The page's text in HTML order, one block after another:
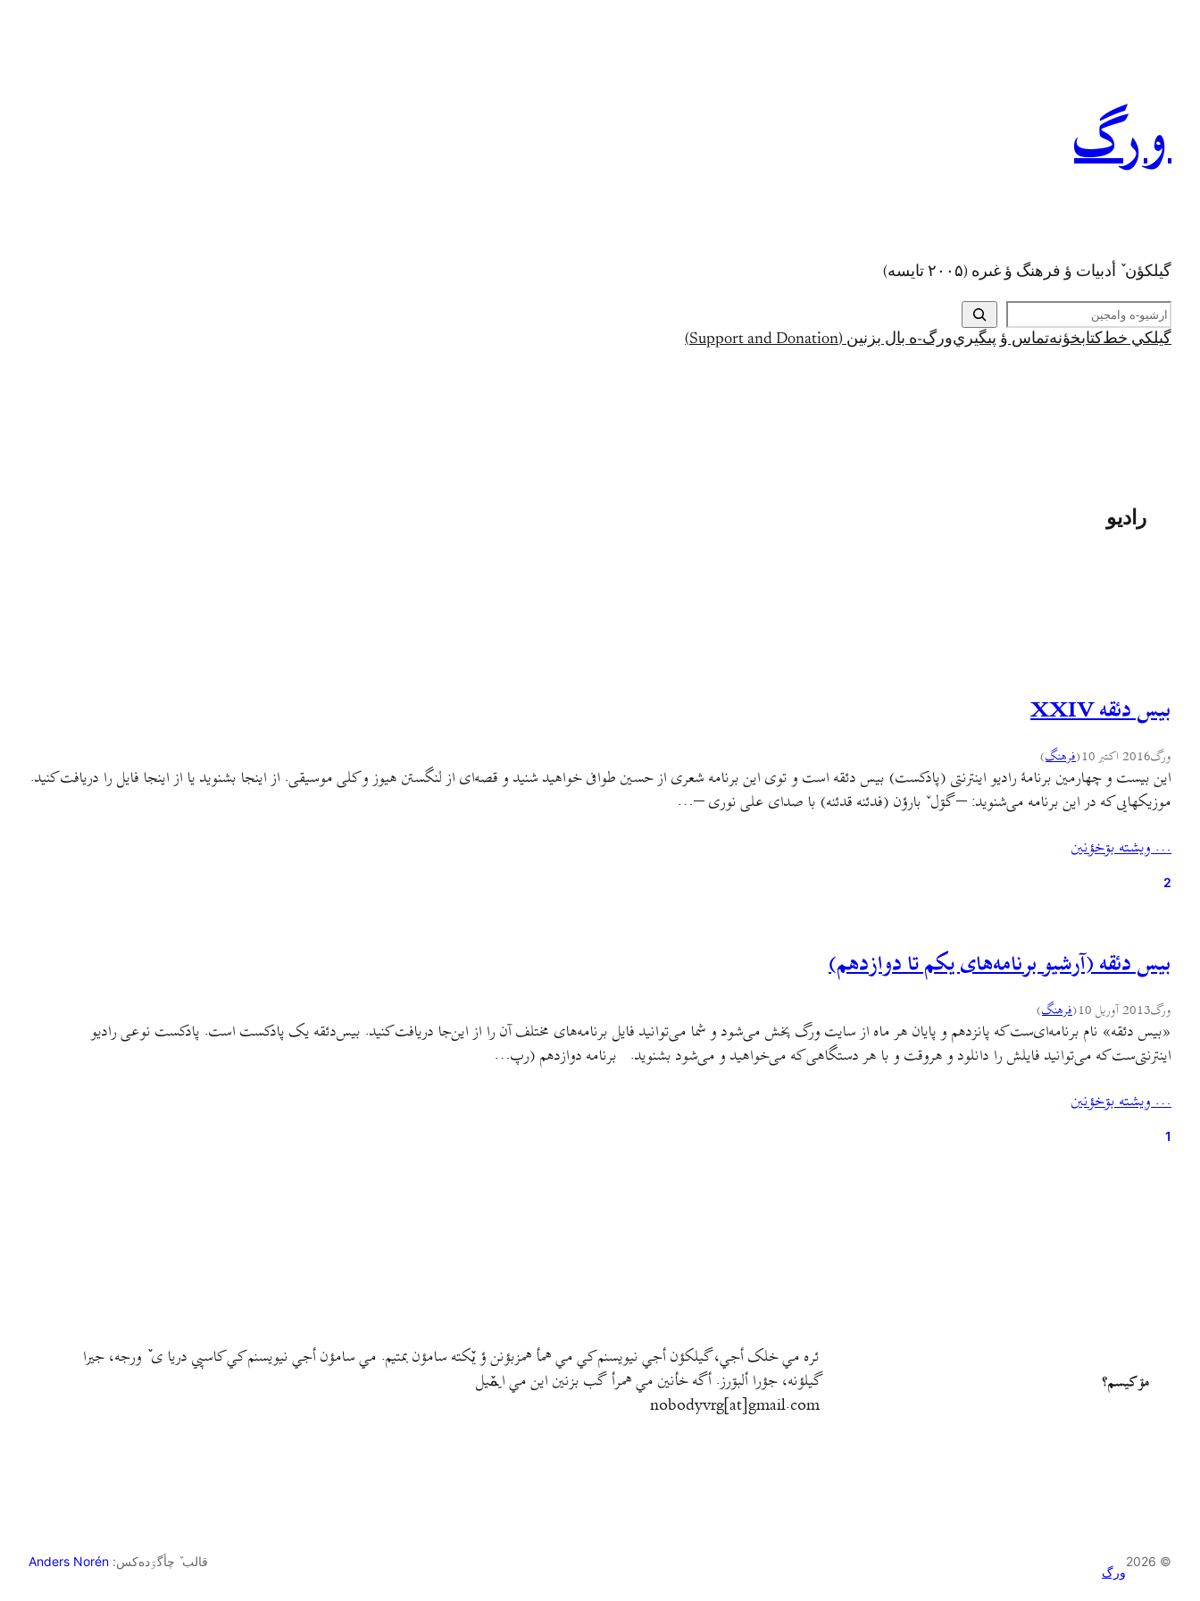
ورگ
گيلکؤن ٚ أدبیات ؤ فرهنگ ؤ غىره (۲۰۰۵ تايسه)
ج
س
تگيلکي خط کتابخؤنهتماس ؤ پىگيريورگ-ه بال بزنين (Support and Donation)
رادیو
بیس دئقه XXIV
ورگ2016 اکتبر 10 (فرهنگ)
این بیست و چهارمین برنامهٔ رادیو اینترنتی (پادکست) بیس دئقه است و توی این برنامه شعری از حسین طوافی خواهید شنید و قصه‌ای از لنگستن هیوز و کلی موسیقی. از اینجا بشنوید یا از اینجا فایل را دریافت کنید.
موزیکهایی که در این برنامه می‌شنوید: – گۊلˇ بارؤن (فدئنه قدئنه) با صدای علی نوری –…
… ويشته بۊخؤنين
2
بیس دئقه (آرشیو برنامه‌های یکم تا دوازدهم)
ورگ2013 آوریل 10 (فرهنگ)
«بیس دئقه» نام برنامه‌ای‌ست که پانزدهم و پایان هر ماه از سایت ورگ پخش می‌شود و شما می‌توانید فایل برنامه‌های مختلف آن را از این‌جا دریافت کنید. بیس‌دئقه یک پادکست است. پادکست نوعی رادیو
اینترنتی‌ست که می‌توانید فایلش را دانلود و هروقت و با هر دستگاهی که می‌خواهید و می‌شود بشنوید. برنامه دوازدهم (رپ…
… ويشته بۊخؤنين
1
مۊ کيسم؟
ئره مي خلک أجي، گيلکؤن أجي نيويسنم کي مي همأ همزبؤنن ؤ يٚکته سامؤن بمتيم. مي سامؤن أجي نيويسنم کي کاسپي دريا ی ٚ ورجه، جيرا
گيلؤنه، جؤرا ألبۊرز. أگه خأنين مي همرأ گب بزنين اين مي ايمٚیل‌ ‌
nobodyvrg[at]gmail.com
© 2026
ورگ
قالب ٚ چأگۊده‌کس: Anders Norén